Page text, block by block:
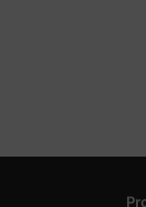
ce dont vous avez